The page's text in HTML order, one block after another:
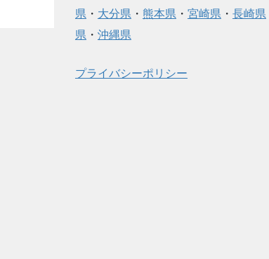
県 ・ 大分県 ・ 熊本県 ・ 宮崎県 ・ 長崎県
県 ・ 沖縄県
プライバシーポリシー